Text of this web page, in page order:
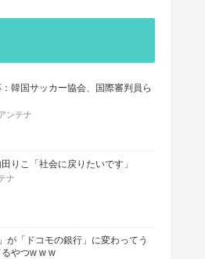
韓国サッカー協会、国際審判員ら
ンテナ
田りこ「社会に戻りたいです」
ナ
が「ドコモの銀行」に変わってう
やつw w w